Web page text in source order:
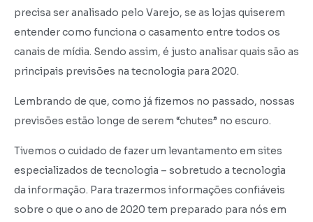
precisa ser analisado pelo Varejo, se as lojas quiserem
entender como funciona o casamento entre todos os
canais de mídia. Sendo assim, é justo analisar quais são as
principais previsões na tecnologia para 2020.
Lembrando de que, como já fizemos no passado, nossas
previsões estão longe de serem “chutes” no escuro.
Tivemos o cuidado de fazer um levantamento em sites
especializados de tecnologia – sobretudo a tecnologia
da informação. Para trazermos informações confiáveis
sobre o que o ano de 2020 tem preparado para nós em